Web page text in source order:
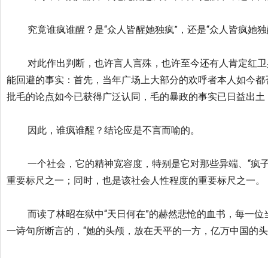
究竟谁疯谁醒？是“众人皆醒她独疯”，还是“众人皆疯她
对此作出判断，也许言人言殊，也许至今还有人肯定红
能回避的事实：首先， 当年广场上大部分的欢呼者本人如今
批毛的论点如今已获得广泛认同， 毛的暴政的事实已日益出土
因此，谁疯谁醒？结论应是不言而喻的。
一个社会，它的精神宽容度，特别是它对那些异端、“疯
重要标尺之一； 同时，也是该社会人性程度的重要标尺之一。
而读了林昭在狱中“天日何在”的赫然悲怆的血书，每一位
一诗句所断言的，“她的头颅，放在天平的一方， 亿万中国的